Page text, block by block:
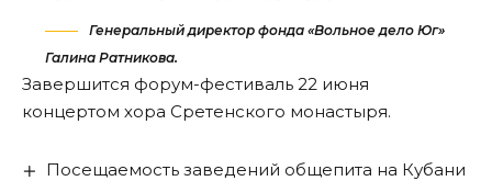
Генеральный директор фонда «Вольное дело Юг»
Галина Ратникова.
Завершится форум-фестиваль 22 июня
концертом хора Сретенского монастыря.
Посещаемость заведений общепита на Кубани